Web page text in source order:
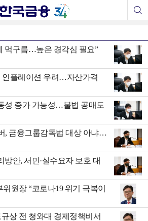
먹구름…높은 경각심 필요”
인플레이션 우려…자산가격
성 증가 가능성…불법 공매도
, 금융그룹감독법 대상 아냐…
방안, 서민·실수요자 보호 대
원장 “코로나19 위기 극복이
상 전 청와대 경제정책비서